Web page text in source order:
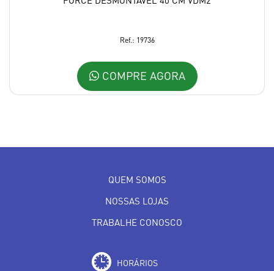
Ref.: 19736
COMPRE AGORA
QUEM SOMOS
NOSSAS LOJAS
TRABALHE CONOSCO
HORÁRIOS